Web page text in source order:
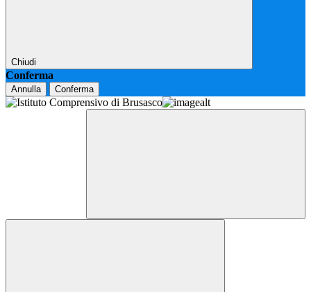
Chiudi
Conferma
Annulla Conferma